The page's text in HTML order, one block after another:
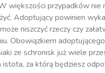
większości przypadków nie
Adoptujący powinien
niszczyć rzeczy czy
Obowiązkiem
ze schronisk już wiele
istota, za którą będziesz